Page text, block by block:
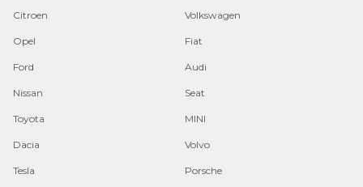
Citroen Volkswagen
Opel Fiat
Ford Audi
Nissan Seat
Toyota MINI
Dacia Volvo
Tesla Porsche